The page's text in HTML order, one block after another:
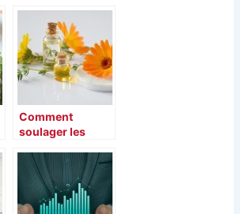
régionaux à Noël
?
Comment
soulager les
avec l’aide des
produits naturels
pour guérir vite